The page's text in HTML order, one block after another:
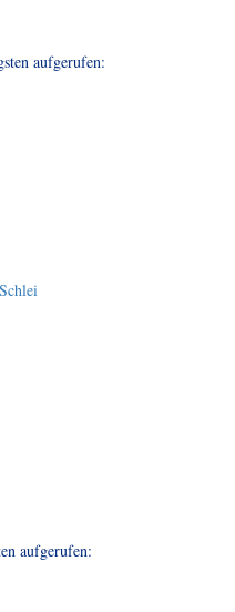
aufgerufen:
aufgerufen: